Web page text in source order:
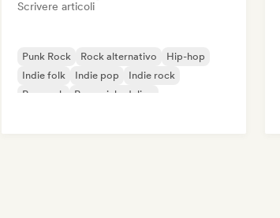
Scrivere articoli
Punk Rock Rock alternativo
Hip-hop
Indie folk
Indie pop
Indie rock
Pop rock
Pop psichedelico